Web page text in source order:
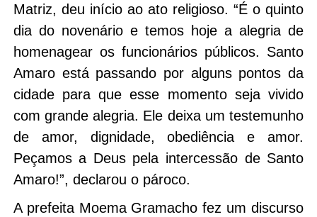
Matriz, deu início ao ato religioso. “É o quinto
dia do novenário e temos hoje a alegria de
homenagear os funcionários públicos. Santo
Amaro está passando por alguns pontos da
cidade para que esse momento seja vivido
com grande alegria. Ele deixa um testemunho
de amor, dignidade, obediência e amor.
Peçamos a Deus pela intercessão de Santo
Amaro!”, declarou o pároco.
A prefeita Moema Gramacho fez um discurso